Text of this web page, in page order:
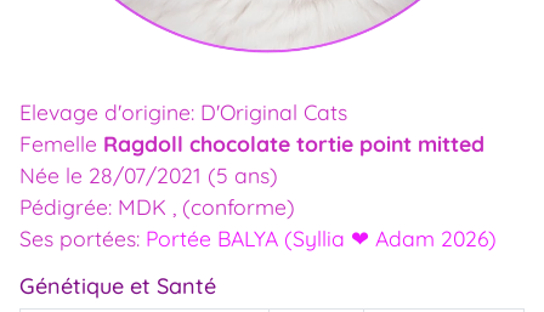
Elevage d'origine: D'Original Cats
Femelle Ragdoll chocolate tortie point mitted
Née le 28/07/2021 (5 ans)
Pédigrée: MDK , (conforme)
Ses portées: Portée BALYA (Syllia ❤ Adam 2026)
Génétique et Santé